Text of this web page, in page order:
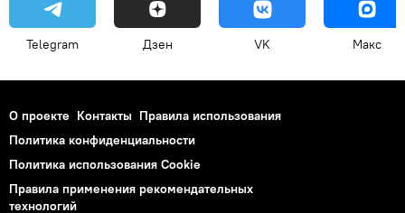
Telegram Дзен VK Макс
О проекте Контакты Правила использования
Политика конфиденциальности
Политика использования Cookie
Правила применения рекомендательных
технологий